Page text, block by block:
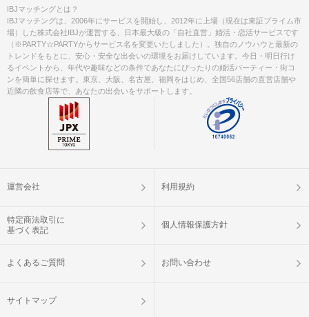
IBJマッチングとは？
IBJマッチングは、2006年にサービスを開始し、2012年に上場（現在は東証プライム市
場）した株式会社IBJが運営する、日本最大級の「自社直営」婚活・恋活サービスです
（※PARTY☆PARTYからサービス名を変更いたしました）。独自のノウハウと最新の
トレンドをもとに、安心・安全な出会いの環境をお届けしています。今日・明日行け
るイベントから、年代や趣味などの条件であなたにぴったりの婚活パーティー・街コ
ンを簡単に探せます。東京、大阪、名古屋、福岡をはじめ、全国56店舗の直営店舗や
近隣の飲食店等で、あなたの出会いをサポートします。
運営会社 利用規約
特定商法取引に
基づく表記
個人情報保護方針
よくあるご質問 お問い合わせ
サイトマップ